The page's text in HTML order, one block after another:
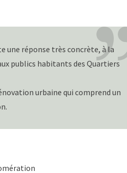
une réponse très concrète, à la
publics habitants des Quartiers
urbaine qui comprend un